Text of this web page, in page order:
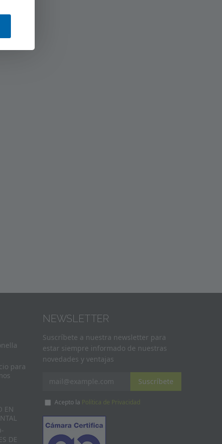
para
EN
DE
NEWSLETTER
Suscríbete a nuestra newsletter para
estar siempre informado de nuestras
novedades y ventajas
Suscríbete
Acepto la Política de Privacidad